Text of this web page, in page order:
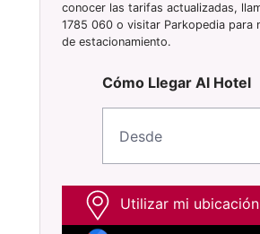
conocer las tarifas actualizadas,
1785 060 o visitar Parkopedia para
de estacionamiento.
Cómo Llegar Al Hotel
Utilizar mi